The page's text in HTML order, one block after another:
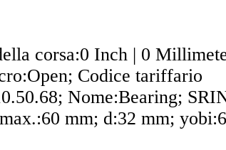
corsa:0 Inch | 0
Codice tariffario
Nome:Bearing;
mm; d:32 mm;